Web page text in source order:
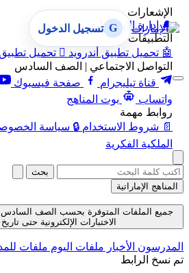
الإشعارات
🔔 إدارة الإشعارات
التطبيقات
🤖 تحميل تطبيق أندرويد  تحميل
التواصل الاجتماعي | الصف السادس
قناة تيليجرام
صفحة فيسبوك
واتساب
بوت المناهج
روابط مهمة
📄 شروط الاستخدام 🔒 سياسة
الملكية الفكرية
G تسجيل الدخول
بحث
المناهج الإماراتية
جميع الملفات المتوفرة بحسب الصف
الاختبارات الإلكترونية حتى تاريخ 09-08-2026
المدرسون الأخبار ملفات اليوم ملفات
تم نسخ الرابط